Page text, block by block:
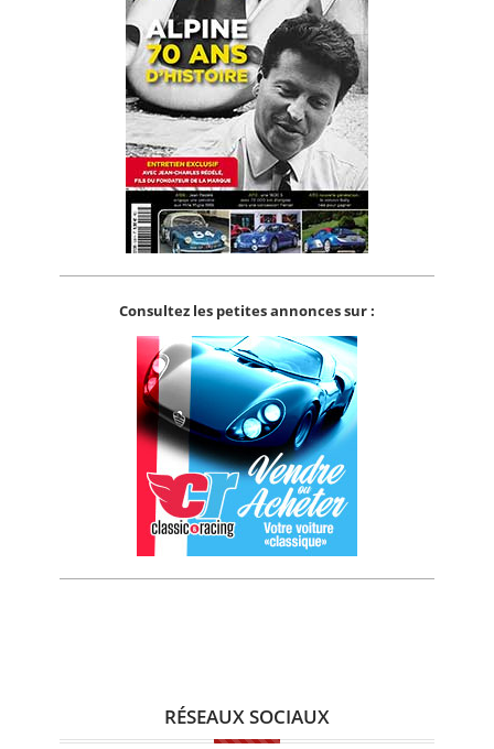
Consultez les petites annonces sur :
RÉSEAUX SOCIAUX